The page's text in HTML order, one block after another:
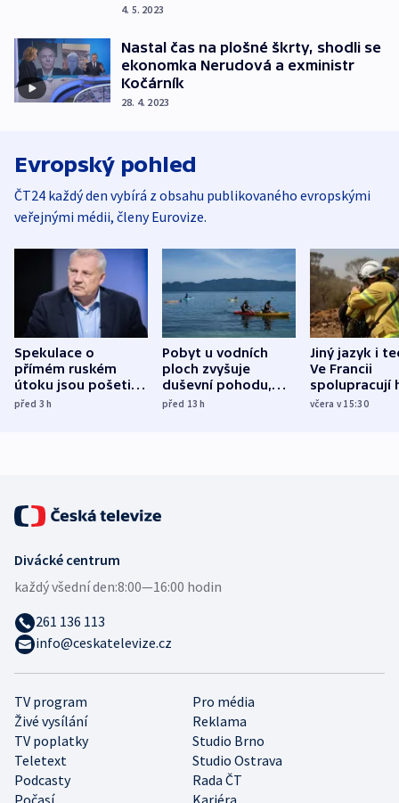
4. 5. 2023
Nastal čas na plošné škrty, shodli se
ekonomka Nerudová a exministr
Kočárník
28. 4. 2023
Evropský pohled
ČT24 každý den vybírá z obsahu publikovaného evropskými
veřejnými médii, členy Eurovize.
Spekulace o
přímém ruském
útoku jsou pošetilé,
míní estonský
před 3h
Pobyt u vodních
ploch zvyšuje
duševní pohodu,
ukázala
před 13h
Jiný jazyk i
Ve Francii
spolupracují
různých zemí
včera v 15:30
TV program
Pro média
Živé vysílání
Reklama
TV poplatky
Studio Brno
Teletext
Studio Ostrava
Podcasty
Rada ČT
Divácké centrum
každý všední den:8:00—16:00 hodin
261 136 113
info@ceskatelevize.cz